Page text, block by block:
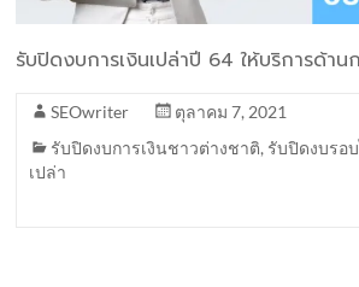
รับปิดงบการเงินเปล่าปี 64 ให้บริการด้านก
SEOwriter
ตุลาคม 7, 2021
รับปิดงบการเงินชาวต่างชาติ, รับปิดงบรอ
เปล่า